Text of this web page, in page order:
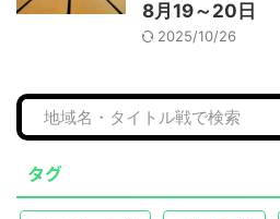
8月19～20日
2025/10/26
タグ